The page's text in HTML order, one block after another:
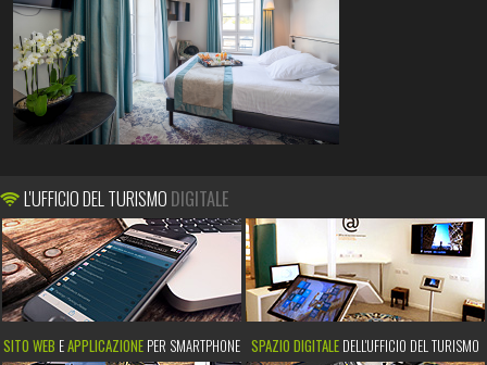
L'UFFICIO DEL TURISMO DIGITALE
SITO WEB EAPPLICAZIONE PER SMARTPHONE SPAZIO DIGITALE DELL'UFFICIO DEL TURISMO